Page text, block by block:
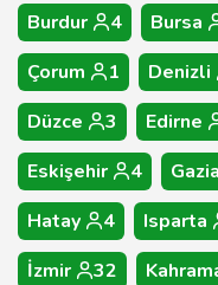
Burdur
4 Bursa
Çorum
1 Denizli
Düzce
3 Edirne
Eskişehir
4
Hatay
4 Isparta
İzmir
32